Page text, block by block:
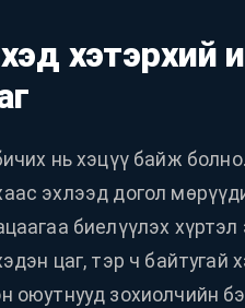
хэтэрхий
нь хэцүү байж
эхлээд догол
биелүүлэх хүртэл
цаг, тэр ч байтугай
оюутнууд зохиолчийн